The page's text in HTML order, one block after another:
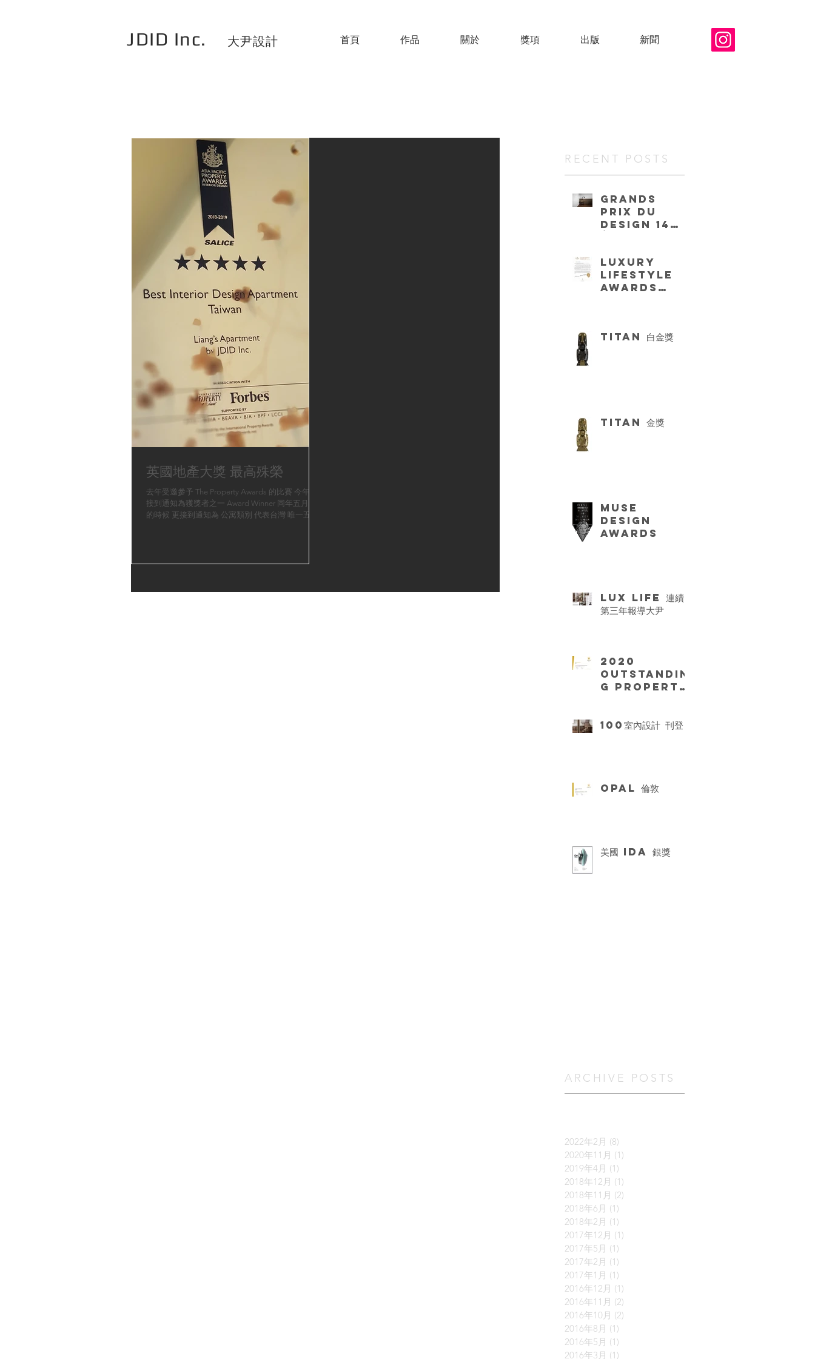
JDID Inc. 大尹設計 首頁 作品 關於 獎項 出版 新聞
RECENT POSTS
GRANDS
PRIX DU
DESIGN 14
LUXURY
LIFESTYLE
AWARDS
TITAN 白金獎
TITAN 金獎
Muse
Design
Awards
LUX life 連續
第三年報導大尹
2020
Outstandin
g Property
100室內設計 刊登
OPAL 倫敦
美國 IDA 銀獎
ARCHIVE POSTS
2022年2月 (8)
2020年11月 (1)
2019年4月 (1)
2018年12月 (1)
2018年11月 (2)
2018年6月 (1)
2018年2月 (1)
2017年12月 (1)
2017年5月 (1)
2017年2月 (1)
2017年1月 (1)
2016年12月 (1)
2016年11月 (2)
2016年10月 (2)
2016年8月 (1)
2016年5月 (1)
2016年3月 (1)
英國地產大獎 最高殊榮
去年受邀參予 The Property Awards 的比賽 今年初
接到通知為獲獎者之一 Award Winner 同年五月份
的時候 更接到通知為 公寓類別 代表台灣 唯一五顆